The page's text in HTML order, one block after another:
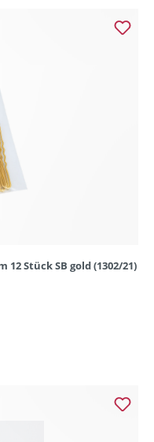
Stück SB gold (1302/21)